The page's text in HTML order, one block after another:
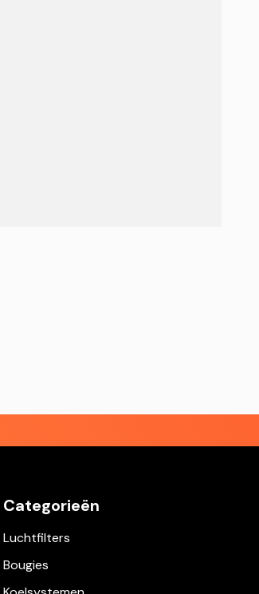
Categorieën
Luchtfilters
Bougies